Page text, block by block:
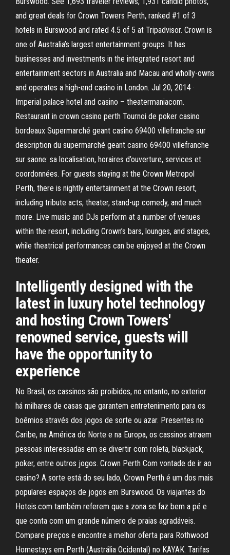
and great deals for Crown Towers Perth, ranked #1 of 3
hotels in Burswood and rated 4.5 of 5 at Tripadvisor. Crown is
one of Australia’s largest entertainment groups. It has
businesses and investments in the integrated resort and
entertainment sectors in Australia and Macau and wholly-owns
and operates a high-end casino in London. Jul 20, 2014 ·
Imperial palace hotel and casino – theatermaniacom.
Restaurant in crown casino perth Tournoi de poker casino
bordeaux Supermarché geant casino 69400 villefranche sur
description du supermarché geant casino 69400 villefranche
sur saone: sa localisation, horaires d’ouverture, services et
coordonnées. For guests staying at the Crown Metropol
Perth, there is nightly entertainment at the Crown resort,
including tribute acts, theater, stand-up comedy, and much
more. Live music and DJs perform at a number of venues
within the resort, including Crown’s bars, lounges, and stages,
while theatrical performances can be enjoyed at the Crown
theater.
Intelligently designed with the
latest in luxury hotel technology
and hosting Crown Towers'
renowned service, guests will
have the opportunity to
experience
No Brasil, os cassinos são proibidos, no entanto, no exterior
há milhares de casas que garantem entretenimento para os
boêmios através dos jogos de sorte ou azar. Presentes no
Caribe, na América do Norte e na Europa, os cassinos atraem
pessoas interessadas em se divertir com roleta, blackjack,
poker, entre outros jogos. Crown Perth Com vontade de ir ao
casino? A sorte está do seu lado, Crown Perth é um dos mais
populares espaços de jogos em Burswood. Os viajantes do
Hoteis.com também referem que a zona se faz bem a pé e
que conta com um grande número de praias agradáveis.
Compare preços e encontre a melhor oferta para Rothwood
Homestays em Perth (Austrália Ocidental) no KAYAK. Tarifas